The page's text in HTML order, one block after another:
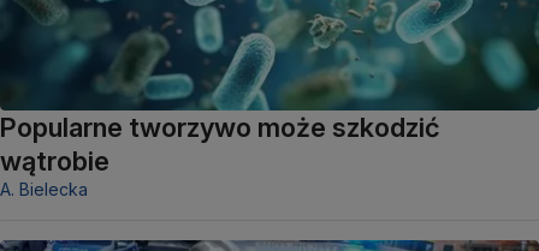
Popularne tworzywo może szkodzić
wątrobie
A. Bielecka